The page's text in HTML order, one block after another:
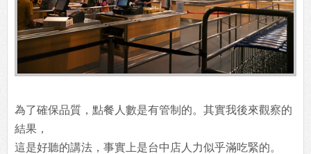
為了確保品質，點餐人數是有管制的。其實我後來觀察的
結果，
這是好聽的講法，事實上是台中店人力似乎滿吃緊的。